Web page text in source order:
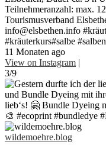
Teilnehmeranzahl: max.
Tourismusverband
info@elsbethen.info
#kräuterkurs#salbe
11 Monaten ago
View on Instagram |
3/9
wildemoehre.blog